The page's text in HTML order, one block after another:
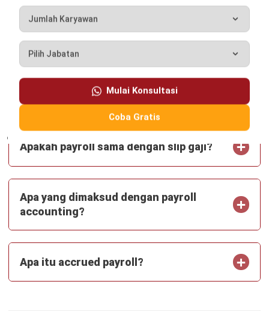
Aulia Kholqiana
CW Fulltime
selama lebih dari 2 tahun di bidang Human Resource
Management (HRM). Penulisan artikel berfokus pada
penggunaan sistem HRIS, dan program pengembangan
karyawan, sehingga dapat memberikan solusi bagi
peningkatan performa perusahaan.
Jessica Chandra, B.Sc.
Senior HR Manager
Jessica adalah seorang pakar yang memiliki gelar
University of London yang didukung oleh pemahaman